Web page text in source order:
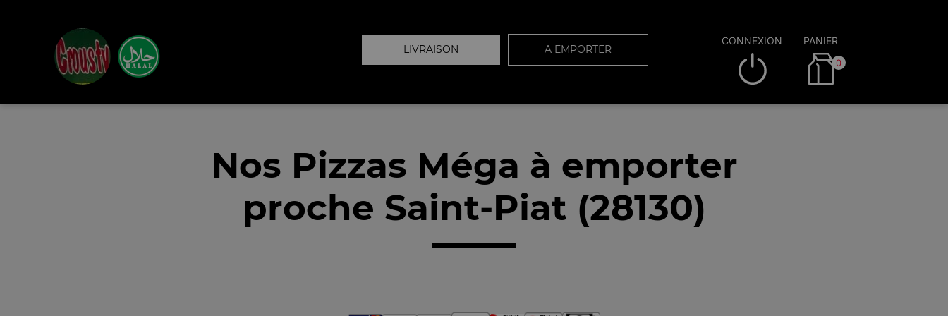
LIVRAISON A EMPORTER
CONNEXION PANIER
0
Nos Pizzas Méga à emporter
proche Saint-Piat (28130)